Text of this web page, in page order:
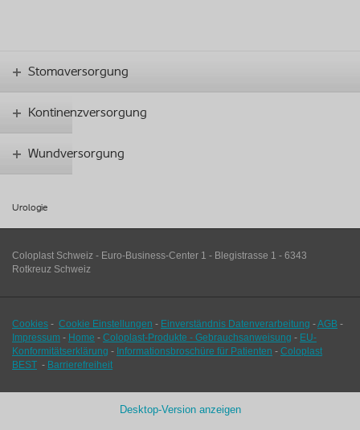
Stomaversorgung
Kontinenzversorgung
Wundversorgung
Urologie
Coloplast Schweiz - Euro-Business-Center 1 - Blegistrasse 1 - 6343
Rotkreuz Schweiz
Cookies - Cookie Einstellungen - Einverständnis Datenverarbeitung -AGB -
Impressum - Home - Coloplast-Produkte - Gebrauchsanweisung - EU-
Konformitätserklärung - Informationsbroschüre für Patienten - Coloplast
BEST - Barrierefreiheit
Desktop-Version anzeigen